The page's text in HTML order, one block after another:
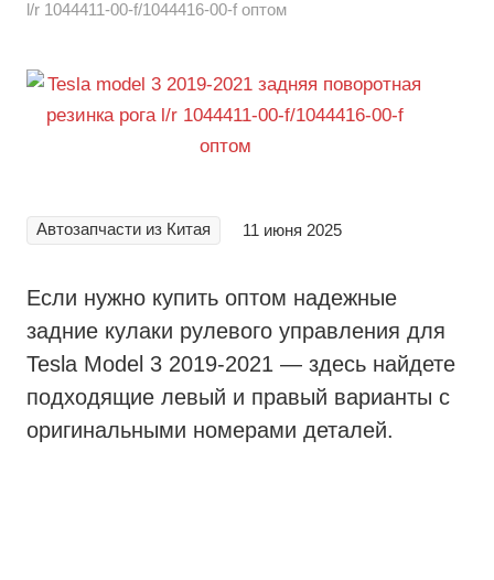
l/r 1044411-00-f/1044416-00-f оптом
Автозапчасти из Китая 11 июня 2025
Если нужно купить оптом надежные
задние кулаки рулевого управления для
Tesla Model 3 2019-2021 — здесь найдете
подходящие левый и правый варианты с
оригинальными номерами деталей.